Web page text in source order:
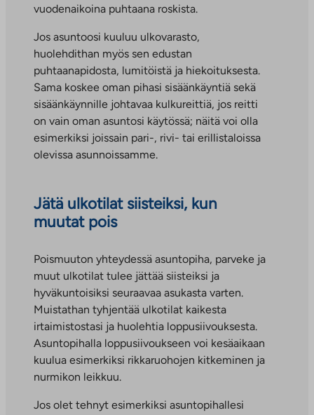
e
a
a
u
u
l
l
h
t
e
vuodenaikoina puhtaana roskista.
Jos asuntoosi kuuluu ulkovarasto,
huolehdithan myös sen edustan
puhtaanapidosta, lumitöistä ja hiekoituksesta.
Sama koskee oman pihasi sisäänkäyntiä sekä
sisäänkäynnille johtavaa kulkureittiä, jos reitti
on vain oman asuntosi käytössä; näitä voi olla
esimerkiksi joissain pari-, rivi- tai erillistaloissa
olevissa asunnoissamme.
Jätä ulkotilat siisteiksi, kun
muutat pois
Poismuuton yhteydessä asuntopiha, parveke ja
muut ulkotilat tulee jättää siisteiksi ja
hyväkuntoisiksi seuraavaa asukasta varten.
Muistathan tyhjentää ulkotilat kaikesta
irtaimistostasi ja huolehtia loppusiivouksesta.
Asuntopihalla loppusiivoukseen voi kesäaikaan
kuulua esimerkiksi rikkaruohojen kitkeminen ja
nurmikon leikkuu.
Jos olet tehnyt esimerkiksi asuntopihallesi